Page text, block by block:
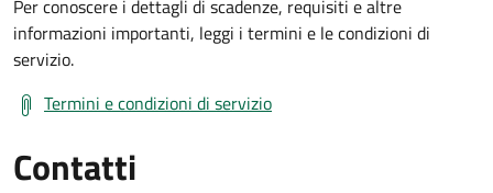
Per conoscere i dettagli di scadenze, requisiti e altre
informazioni importanti, leggi i termini e le condizioni di
servizio.
Termini e condizioni di servizio
Contatti